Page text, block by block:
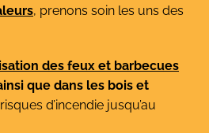
, prenons soin les uns des
des feux et barbecues
que dans les bois et
d’incendie jusqu’au